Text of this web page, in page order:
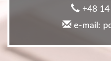
+48 14
e-mail: